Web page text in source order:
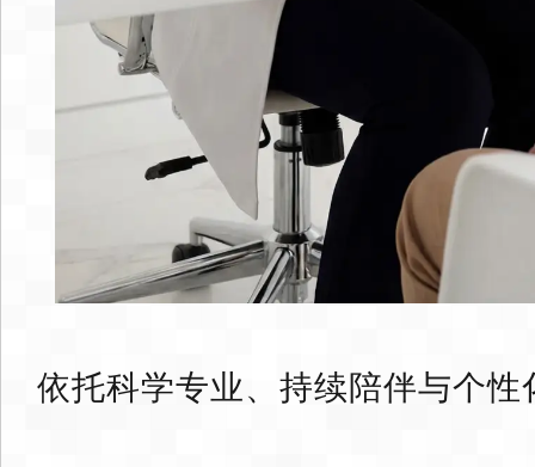
依托科学专业、持续陪伴与个